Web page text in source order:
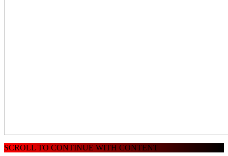
SCROLL TO CONTINUE WITH CONTENT